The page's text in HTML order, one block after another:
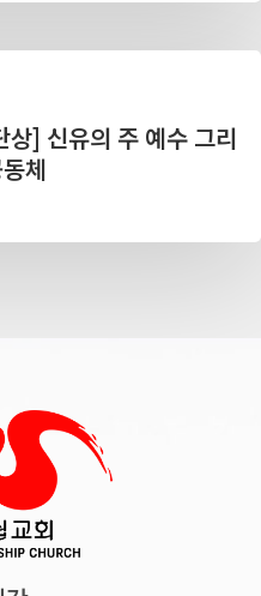
] 신유의 주 예수 그리
체